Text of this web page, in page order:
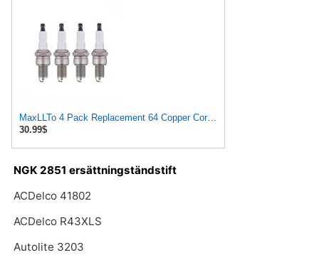
MaxLLTo 4 Pack Replacement 64 Copper Core Spark Plug for Bosch 80024 for Champion 41 for DENSO Auto
30.99$
NGK 2851 ersättningständstift
ACDelco 41802
ACDelco R43XLS
Autolite 3203